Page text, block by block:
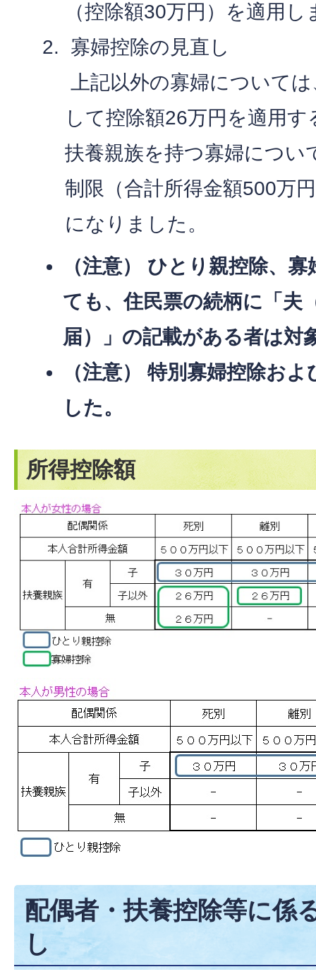
（控除額30万円）を適用し
寡婦控除の見直し
上記以外の寡婦について
して控除額26万円を適用
扶養親族を持つ寡婦につい
制限（合計所得金額500万
になりました。
（注意） ひとり親控除、
ても、住民票の続柄に「夫
届）」の記載がある者は対
（注意） 特別寡婦控除お
した。
所得控除額
配偶者・扶養控除等に係
し